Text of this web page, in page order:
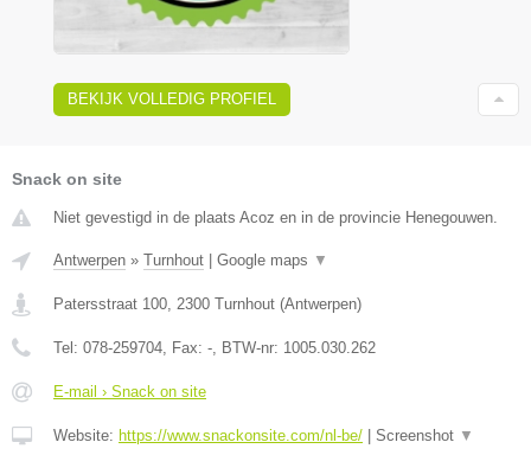
BEKIJK VOLLEDIG PROFIEL
Snack on site
Niet gevestigd in de plaats Acoz en in de provincie Henegouwen.
Antwerpen » Turnhout | Google maps ▼
Patersstraat 100 2300 Turnhout (Antwerpen)
Tel: 078-259704 , Fax: - , BTW-nr: 1005.030.262
E-mail › Snack on site
Website: https://www.snackonsite.com/nl-be/ | Screenshot ▼